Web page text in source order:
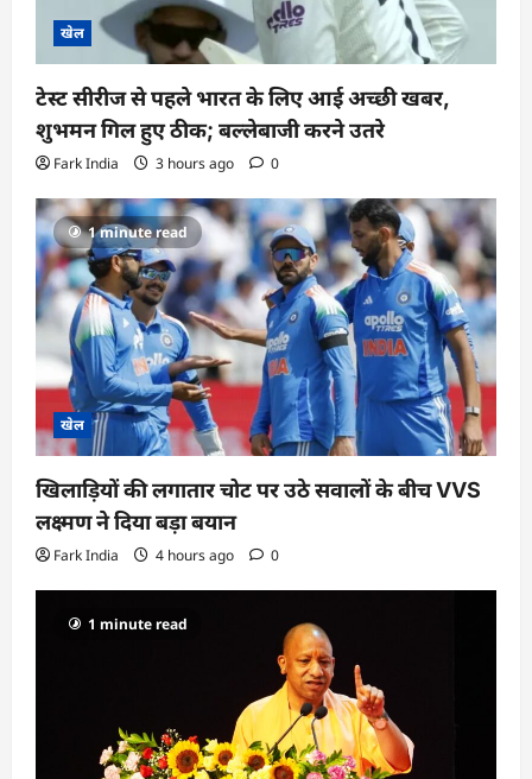
खेल
टेस्ट सीरीज से पहले भारत के लिए आई अच्छी खबर,
शुभमन गिल हुए ठीक; बल्लेबाजी करने उतरे
Fark India 3 hours ago 0
1 minute read
खेल
खिलाड़ियों की लगातार चोट पर उठे सवालों के बीच VVS
लक्ष्मण ने दिया बड़ा बयान
Fark India 4 hours ago 0
1 minute read